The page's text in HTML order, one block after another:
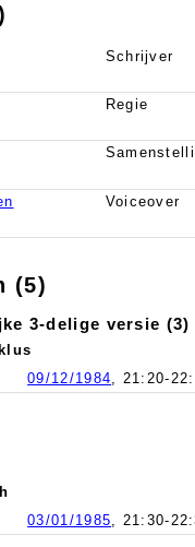
Schrijver
Regie
Voiceover
(5)
3-delige versie (3)
09/12/1984, 21:20-
03/01/1985, 21:30-